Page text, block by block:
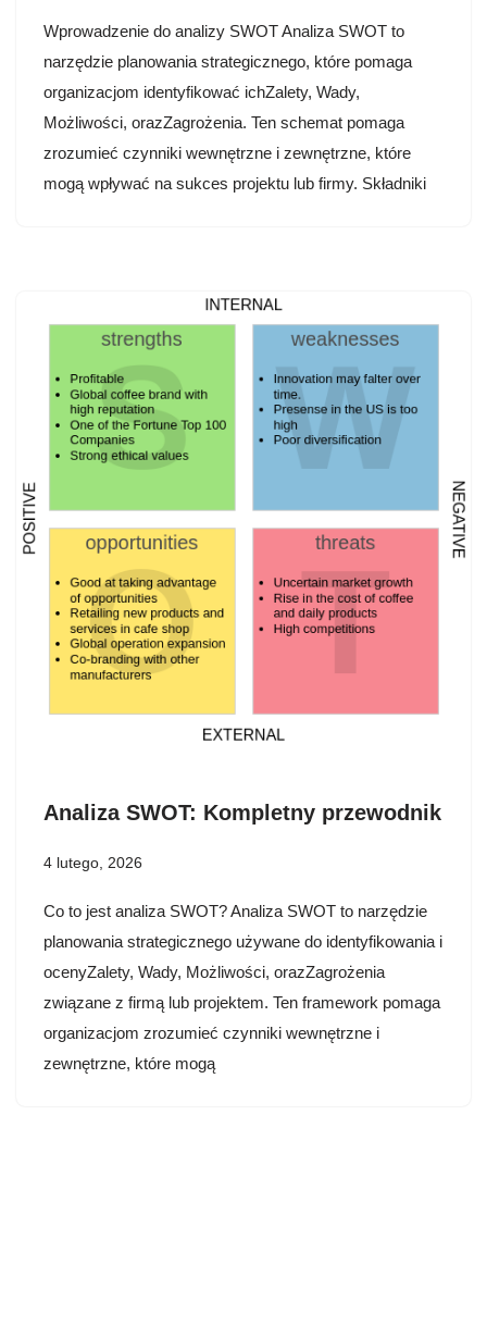
Wprowadzenie do analizy SWOT Analiza SWOT to
narzędzie planowania strategicznego, które pomaga
organizacjom identyfikować ichZalety, Wady,
Możliwości, orazZagrożenia. Ten schemat pomaga
zrozumieć czynniki wewnętrzne i zewnętrzne, które
mogą wpływać na sukces projektu lub firmy. Składniki
Analiza SWOT: Kompletny przewodnik
4 lutego, 2026
Co to jest analiza SWOT? Analiza SWOT to narzędzie
planowania strategicznego używane do identyfikowania i
ocenyZalety, Wady, Możliwości, orazZagrożenia
związane z firmą lub projektem. Ten framework pomaga
organizacjom zrozumieć czynniki wewnętrzne i
zewnętrzne, które mogą